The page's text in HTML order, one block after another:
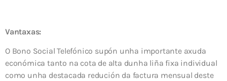
Vantaxas:
O Bono Social Telefónico supón unha importante axuda
económica tanto na cota de alta dunha liña fixa individual
como unha destacada redución da factura mensual deste